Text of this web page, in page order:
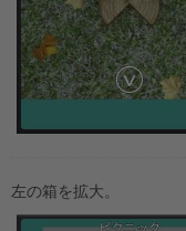
左の箱を拡大。